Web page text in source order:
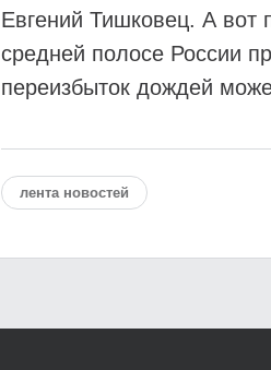
Евгений Тишковец. А вот
средней полосе России
переизбыток дождей
лента новостей